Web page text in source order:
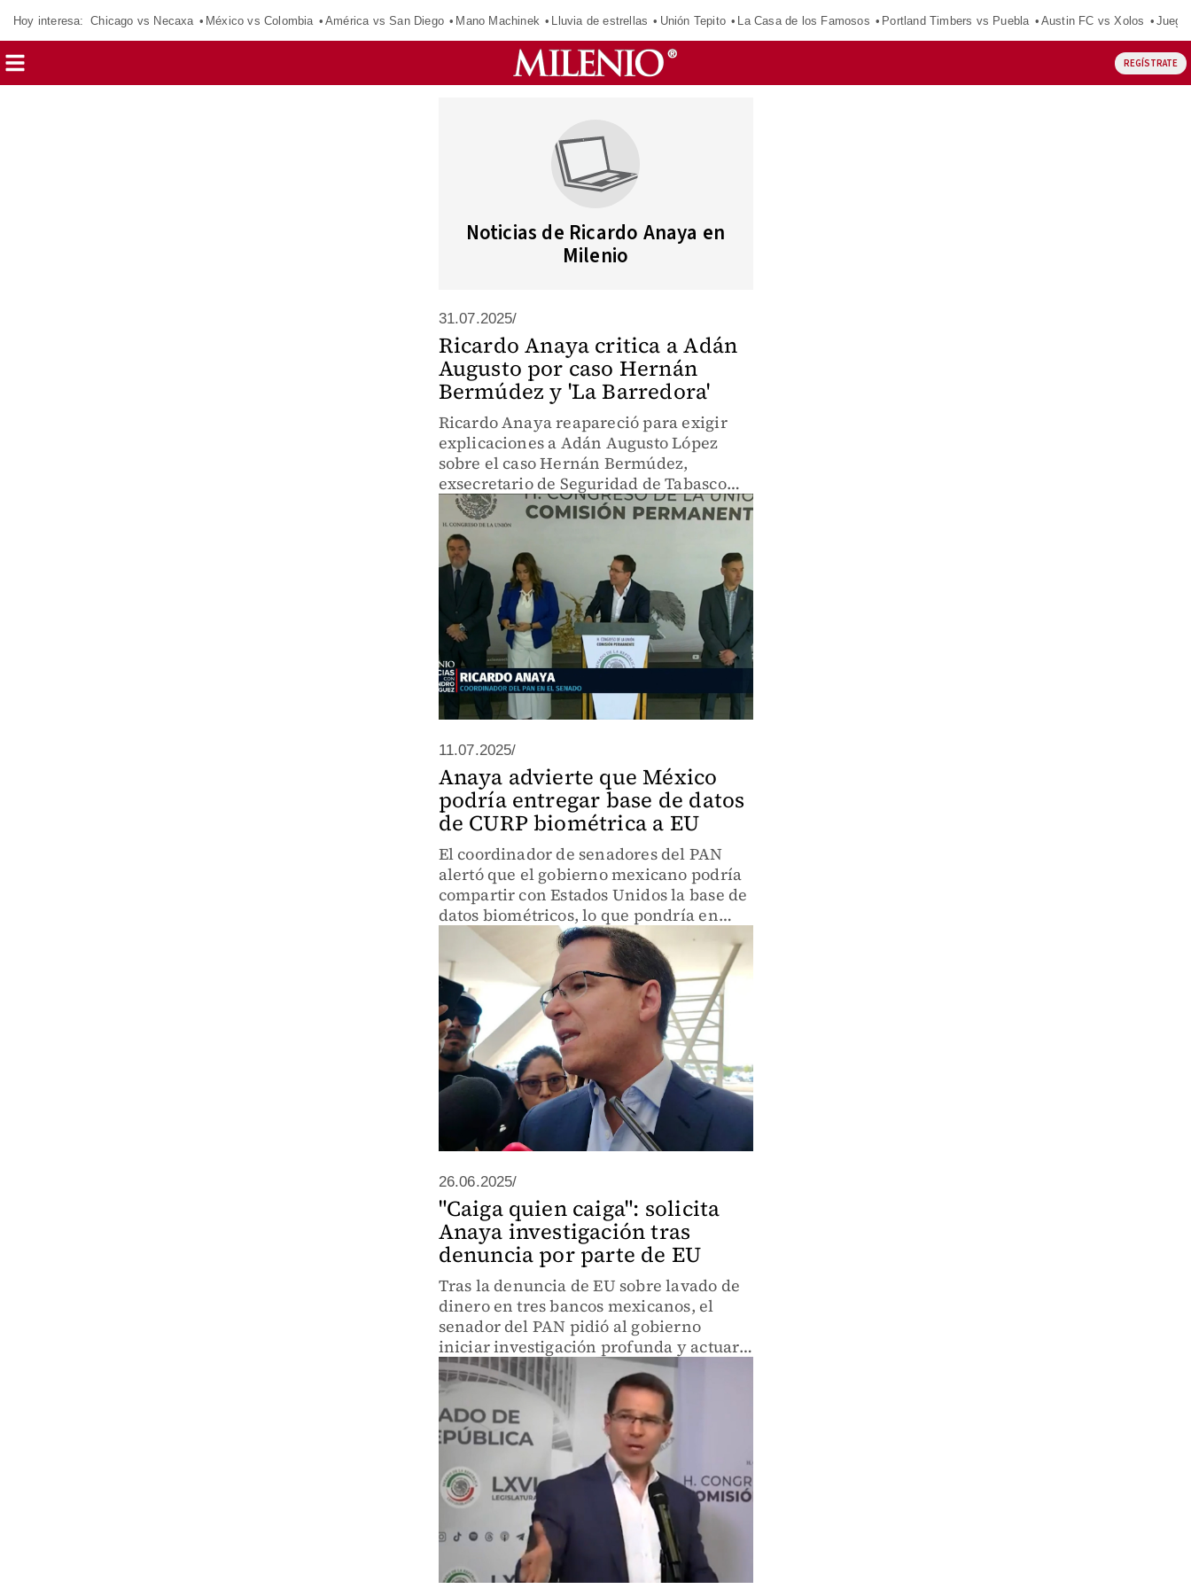
Hoy interesa: Chicago vs Necaxa México vs Colombia América vs San Diego Mano Machinek Lluvia de estrellas Unión Tepito La Casa de los Famosos Portland Timbers vs Puebla Austin FC vs Xolos
REGÍSTRATE
Noticias de Ricardo Anaya en
Milenio
31.07.2025/
Ricardo Anaya critica a Adán
Augusto por caso Hernán
Bermúdez y 'La Barredora'
Ricardo Anaya reapareció para exigir
explicaciones a Adán Augusto López
sobre el caso Hernán Bermúdez,
exsecretario de Seguridad de Tabasco
acusado de vínculos con el grupo
criminal La Barredora.
11.07.2025/
Anaya advierte que México
podría entregar base de datos
de CURP biométrica a EU
El coordinador de senadores del PAN
alertó que el gobierno mexicano podría
compartir con Estados Unidos la base de
datos biométricos, lo que pondría en
riesgo la seguridad de millones de
ciudadanos.
26.06.2025/
"Caiga quien caiga": solicita
Anaya investigación tras
denuncia por parte de EU
Tras la denuncia de EU sobre lavado de
dinero en tres bancos mexicanos, el
senador del PAN pidió al gobierno
iniciar investigación profunda y actuar
en consecuencia.